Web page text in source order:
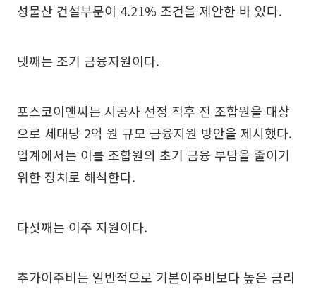
성물산 건설부문이 4.21% 조건을 제안한 바 있다.
넷째는 조기 금융지원이다.
포스코이앤씨는 시공사 선정 직후 전 조합원을 대상
으로 세대당 2억 원 규모 금융지원 방안을 제시했다.
업계에서는 이를 조합원의 초기 금융 부담을 줄이기
위한 장치로 해석한다.
다섯째는 이주 지원이다.
추가이주비는 일반적으로 기본이주비보다 높은 금리